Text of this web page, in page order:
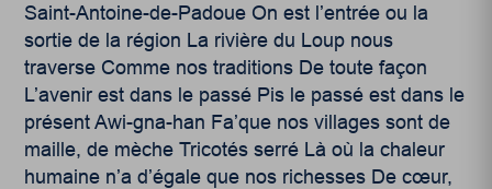
Saint-Antoine-de-Padoue On est l’entrée ou la
sortie de la région La rivière du Loup nous
traverse Comme nos traditions De toute façon
L’avenir est dans le passé Pis le passé est dans le
présent Awi-gna-han Fa’que nos villages sont de
maille, de mèche Tricotés serré Là où la chaleur
humaine n’a d’égale que nos richesses De cœur,